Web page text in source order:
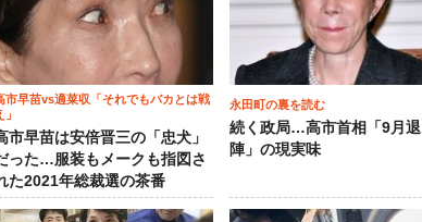
市早苗vs適菜収「それでもバカとは戦
」
市早苗は安倍晋三の「忠犬」
った…服装もメークも指図さ
た2021年総裁選の茶番
永田町の裏を読む
続く政局…高市首相「9月退
陣」の現実味